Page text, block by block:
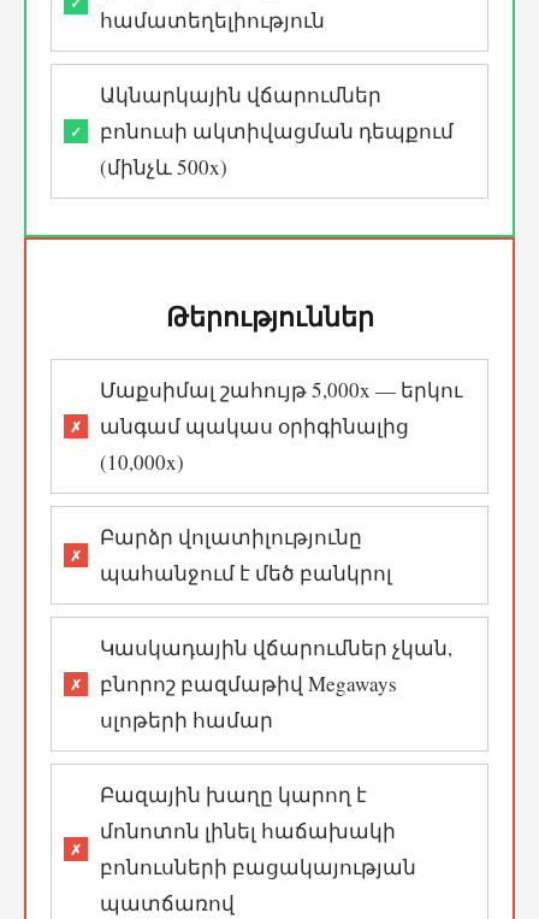
համատեղելիություն
Ակնարկային վճարումներ
բոնուսի ակտիվացման դեպքում
(մինչև 500x)
Թերություններ
Մաքսիմալ շահույթ 5,000x — երկու
անգամ պակաս օրիգինալից
(10,000x)
Բարձր վոլատիլությունը
պահանջում է մեծ բանկրոլ
Կասկադային վճարումներ չկան,
բնորոշ բազմաթիվ Megaways
սլոթերի համար
Բազային խաղը կարող է
մոնոտոն լինել հաճախակի
բոնուսների բացակայության
պատճառով